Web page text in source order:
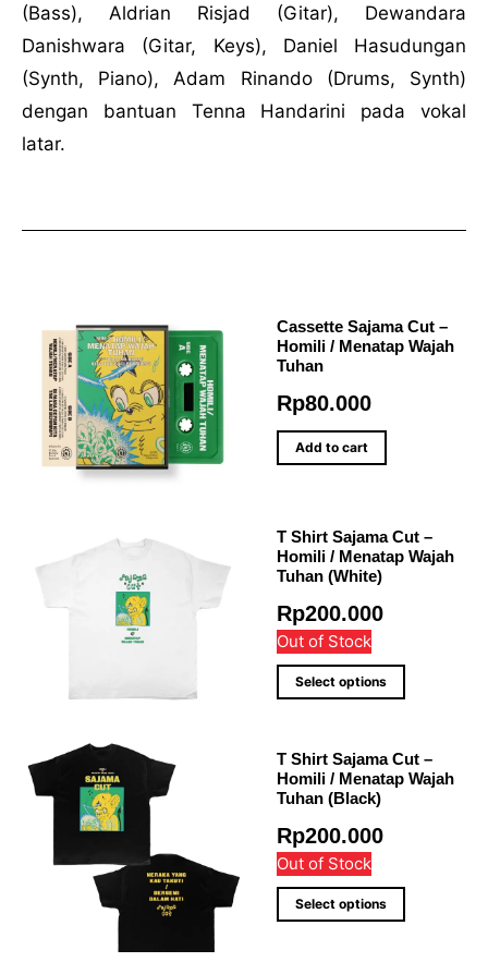
(Bass), Aldrian Risjad (Gitar), Dewandara
Danishwara (Gitar, Keys), Daniel Hasudungan
(Synth, Piano), Adam Rinando (Drums, Synth)
dengan bantuan Tenna Handarini pada vokal
latar.
Cassette Sajama Cut –
Homili / Menatap Wajah
Tuhan
Rp80.000
Add to cart
T Shirt Sajama Cut –
Homili / Menatap Wajah
Tuhan (White)
Rp200.000
Out of Stock
Select options
T Shirt Sajama Cut –
Homili / Menatap Wajah
Tuhan (Black)
Rp200.000
Out of Stock
Select options